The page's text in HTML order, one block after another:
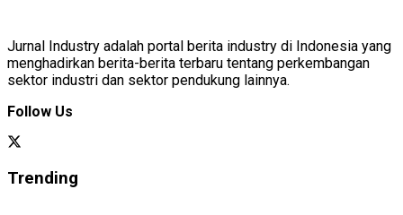
Jurnal Industry adalah portal berita industry di Indonesia yang
menghadirkan berita-berita terbaru tentang perkembangan
sektor industri dan sektor pendukung lainnya.
Follow Us
Trending